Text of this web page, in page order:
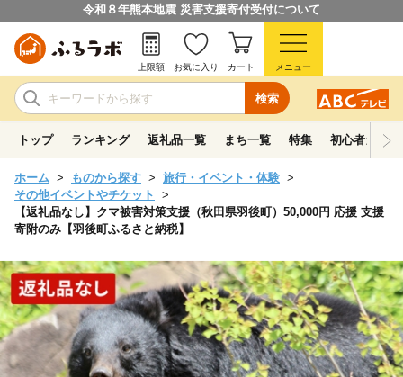
令和８年熊本地震 災害支援寄付受付について
検索
上限額 お気に入り カート メニュー
トップ ランキング 返礼品一覧 まち一覧 特集 初心者ガイド
ホーム ものから探す
旅行・イベント・体験
その他イベントやチケット
【返礼品なし】クマ被害対策支援（秋田県羽後町）50,000円 応援 支援
寄附のみ【羽後町ふるさと納税】